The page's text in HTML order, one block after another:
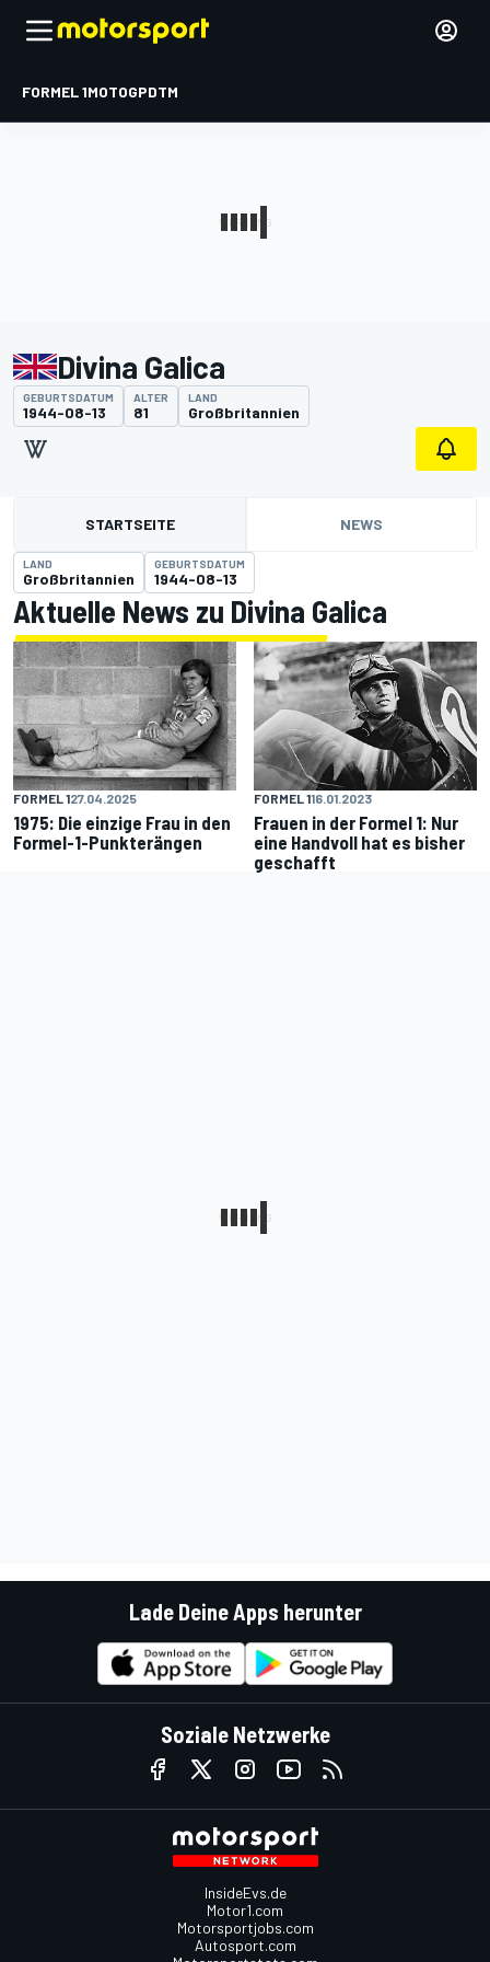
FORMEL 1MOTOGPDTM
Divina Galica
GEBURTSDATUM
1944-08-13
ALTER
81
LAND
Großbritannien
STARTSEITE NEWS
LAND
Großbritannien
GEBURTSDATUM
1944-08-13
Aktuelle News zu Divina Galica
FORMEL 127.04.2025
1975: Die einzige Frau in den
Formel-1-Punkterängen
FORMEL 116.01.2023
Frauen in der Formel 1: Nur
eine Handvoll hat es bisher
geschafft
Lade Deine Apps herunter
Soziale Netzwerke
InsideEvs.de
Motor1.com
Motorsportjobs.com
Autosport.com